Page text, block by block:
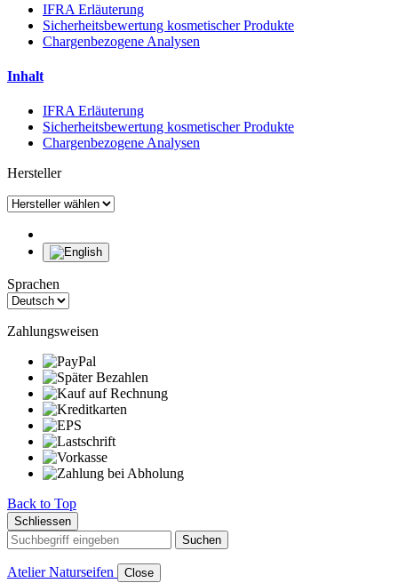
IFRA Erläuterung
Sicherheitsbewertung kosmetischer Produkte
Chargenbezogene Analysen
Inhalt
IFRA Erläuterung
Sicherheitsbewertung kosmetischer Produkte
Chargenbezogene Analysen
Hersteller
Sprachen
Zahlungsweisen
Back to Top
Schliessen
Suchen
Atelier Naturseifen Close